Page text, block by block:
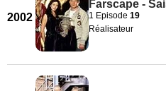
2002
Farscape -
1 Episode 19
Réalisateur